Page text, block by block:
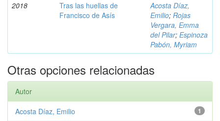
2018
Tras las huellas de
Francisco de Asís
Acosta Díaz,
Emilio; Rojas
Vergara, Emma
del Pilar; Espinoza
Pabón, Myriam
Otras opciones relacionadas
Autor
1
Acosta Díaz, Emilio